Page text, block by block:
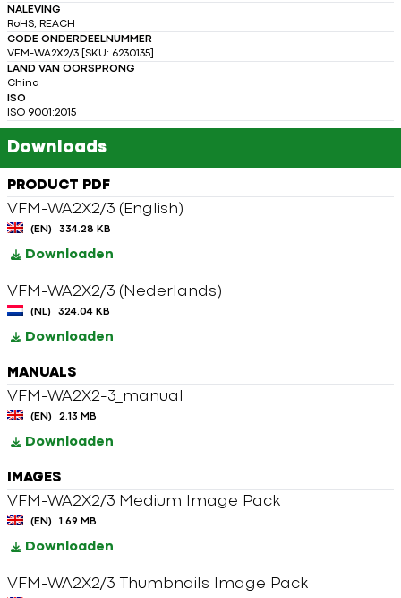
NALEVING
RoHS, REACH
CODE ONDERDEELNUMMER
VFM-WA2X2/3 [SKU: 6230135]
LAND VAN OORSPRONG
China
ISO
ISO 9001:2015
Downloads
PRODUCT PDF
VFM-WA2X2/3 (English)
(EN) 334.28 KB
Downloaden
VFM-WA2X2/3 (Nederlands)
(NL) 324.04 KB
Downloaden
MANUALS
VFM-WA2X2-3_manual
(EN) 2.13 MB
Downloaden
IMAGES
VFM-WA2X2/3 Medium Image Pack
(EN) 1.69 MB
Downloaden
VFM-WA2X2/3 Thumbnails Image Pack